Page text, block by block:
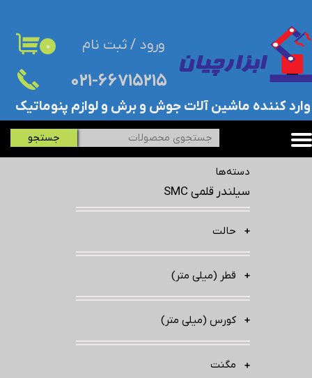
۰۲۱-۶۶۷۱۵۲۱۵​​​​​​​
جستجو
۰
​وارد کننده ماشین آلات جوش و برش و لوازم پنوماتیک
ورود / ثبت نام
حساب کاربری من
تغییر گذر واژه
خروج از حساب کاربری
دسته‌ها
سیلندر قلمی SMC
حالت
قطر (میلی متر)
کورس (میلی متر)
مگنت